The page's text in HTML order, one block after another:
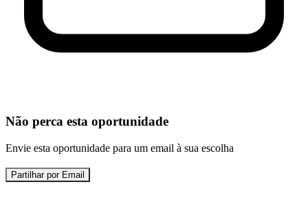
Não perca esta oportunidade
Envie esta oportunidade para um email à sua escolha
Partilhar por Email